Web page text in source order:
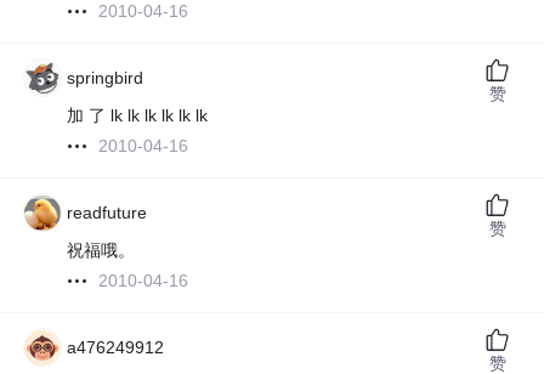
2010-04-16
springbird
加 了 lk lk lk lk lk lk
2010-04-16
赞
readfuture
祝福哦。
2010-04-16
赞
a476249912
赞